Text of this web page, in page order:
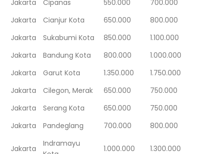
Jakarta
Cipanas 550.000
700.000
Jakarta
Cianjur Kota 650.000
800.000
Jakarta
Sukabumi Kota 850.000
1.100.000
Jakarta
Bandung Kota 800.000
1.000.000
Jakarta
Garut Kota 1.350.000
1.750.000
Jakarta
Cilegon, Merak 650.000
750.000
Jakarta
Serang Kota 650.000
750.000
Jakarta
Pandeglang 700.000 800.000
Jakarta
Indramayu
1.000.000 1.300.000